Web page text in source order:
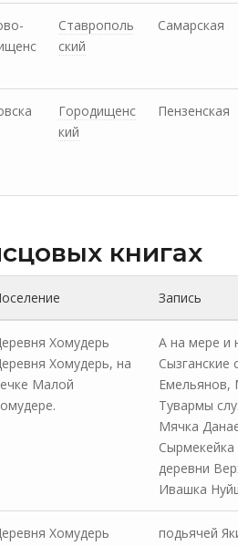
Ставрополь
ский
Самарская
Городищенс
кий
Пензенская
книгах
Запись
Хомудерь
Хомудерь, на
Малой
А на мере и
Емельянов,
Тувармы
Мячка
Сырмекейка
деревни
Ивашка
Хомудерь
подьячей